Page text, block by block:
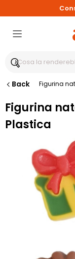
Back Figurina
Figurina
Plastica